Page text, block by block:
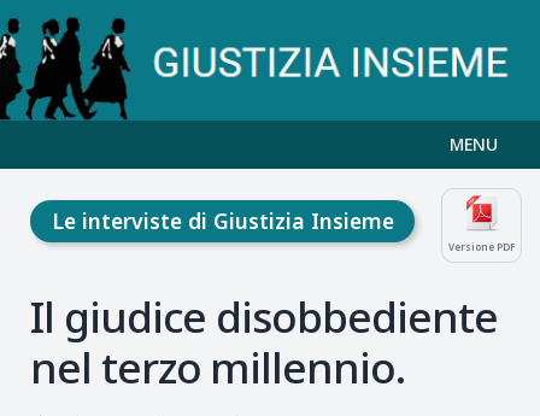
MENU
Versione PDF
Le interviste di Giustizia Insieme
Il giudice disobbediente
nel terzo millennio.